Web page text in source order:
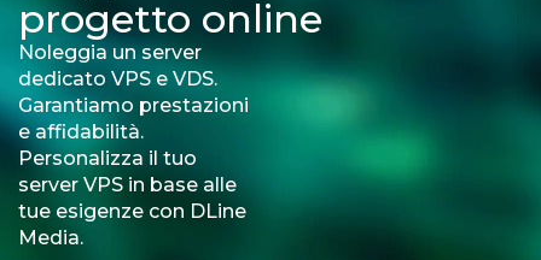
progetto online
Noleggia un server
dedicato VPS e VDS.
Garantiamo prestazioni
e affidabilità.
Personalizza il tuo
server VPS in base alle
tue esigenze con DLine
Media.